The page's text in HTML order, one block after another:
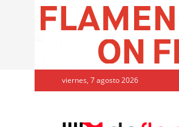
viernes, 7 agosto 2026